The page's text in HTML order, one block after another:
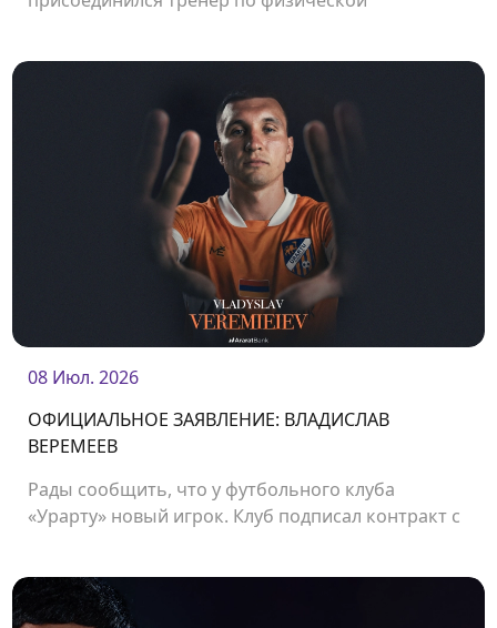
08 Июл. 2026
ОФИЦИАЛЬНОЕ ЗАЯВЛЕНИЕ: ВЛАДИСЛАВ
ВЕРЕМЕЕВ
Рады сообщить, что у футбольного клуба
«Урарту» новый игрок. Клуб подписал контракт с